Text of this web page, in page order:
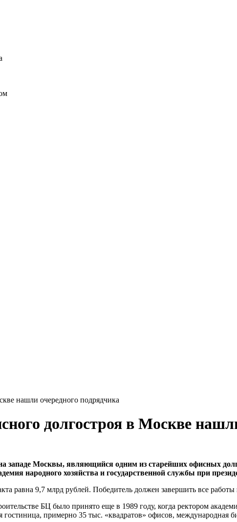
нашли очередного подрядчика
долгостроя в Москве
западе Москвы, являющийся одним из старейших офисных
народного хозяйства и государственной службы при
равна 9,7 млрд рублей. Победитель должен завершить все работы
БЦ было принято еще в 1989 году, когда ректором
примерно 35 тыс. «квадратов» офисов, международная